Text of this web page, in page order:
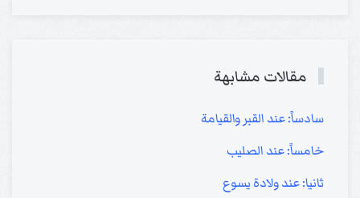
مقالات مشابهة
سادساً: عند القبر والقيامة
خامساً: عند الصليب
ثانيا: عند ولادة يسوع